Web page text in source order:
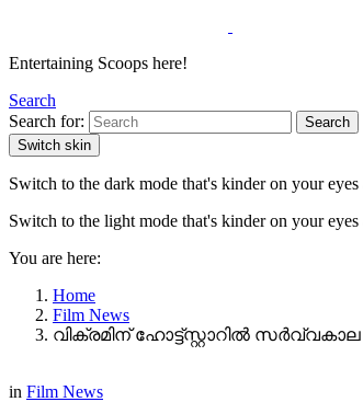
Entertaining Scoops here!
Search
Search for:
Search
Switch skin
Switch to the dark mode that's kinder on your
Switch to the light mode that's kinder on your eyes
You are here:
Home
Film News
വിക്രമിന് ഹോട്ട്സ്റ്റാറിൽ
in Film News